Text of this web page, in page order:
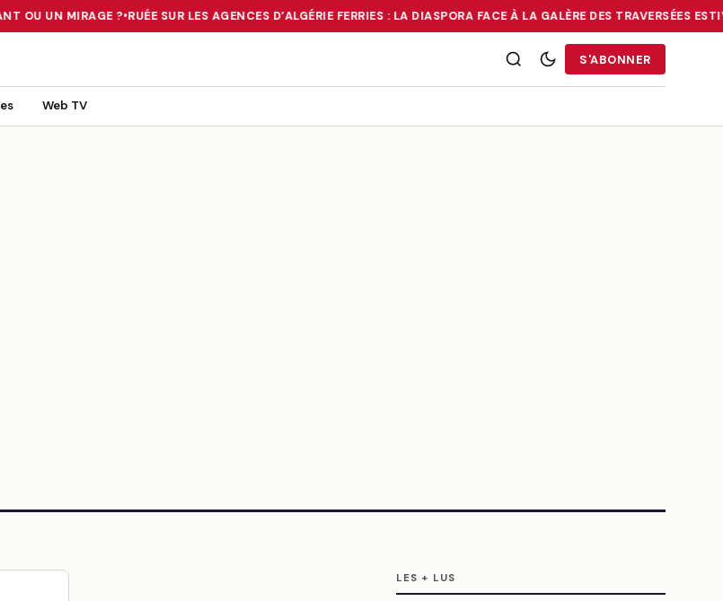
OU UN MIRAGE ? •RUÉE SUR LES AGENCES D’ALGÉRIE FERRIES : LA DIASPORA FACE À LA GALÈRE DES TRAVERSÉES
UN MIRAGE ?•RUÉE SUR LES AGENCES D’ALGÉRIE FERRIES : LA DIASPORA FACE À LA GALÈRE DES TRAVERSÉES
S'ABONNER
Web TV
LES + LUS